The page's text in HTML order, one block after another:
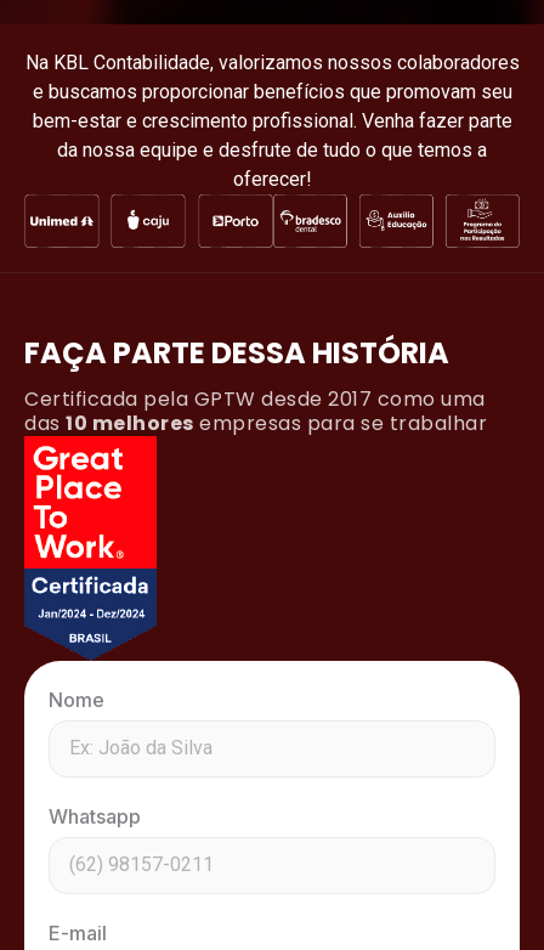
Na KBL Contabilidade, valorizamos nossos colaboradores
e buscamos proporcionar benefícios que promovam seu
bem-estar e crescimento profissional. Venha fazer parte
da nossa equipe e desfrute de tudo o que temos a
oferecer!
FAÇA PARTE DESSA HISTÓRIA
Certificada pela GPTW desde 2017 como uma
das 10 melhores empresas para se trabalhar
Nome
Whatsapp
E-mail